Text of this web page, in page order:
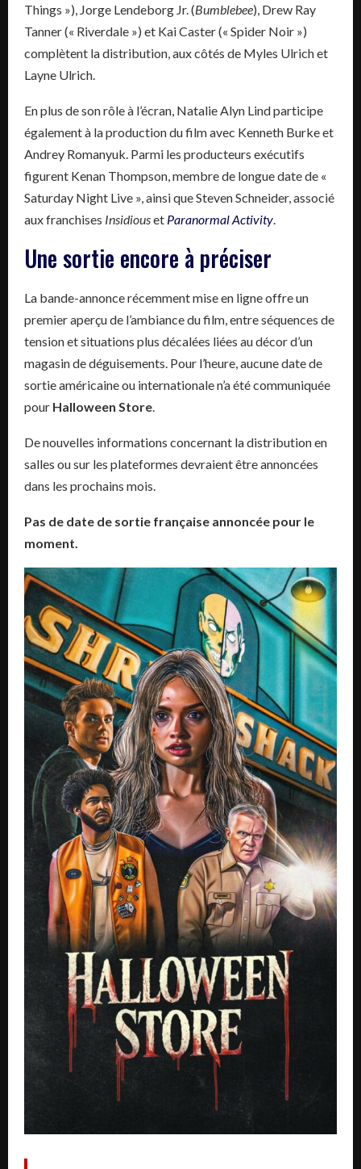
Things »), Jorge Lendeborg Jr. (Bumblebee), Drew Ray
Tanner (« Riverdale ») et Kai Caster (« Spider Noir »)
complètent la distribution, aux côtés de Myles Ulrich et
Layne Ulrich.
En plus de son rôle à l’écran, Natalie Alyn Lind participe
également à la production du film avec Kenneth Burke et
Andrey Romanyuk. Parmi les producteurs exécutifs
figurent Kenan Thompson, membre de longue date de «
Saturday Night Live », ainsi que Steven Schneider, associé
aux franchises Insidiouset Paranormal Activity
Une sortie encore à préciser
La bande-annonce récemment mise en ligne offre un
premier aperçu de l’ambiance du film, entre séquences de
tension et situations plus décalées liées au décor d’un
magasin de déguisements. Pour l’heure, aucune date de
sortie américaine ou internationale n’a été communiquée
pour Halloween Store
De nouvelles informations concernant la distribution en
salles ou sur les plateformes devraient être annoncées
dans les prochains mois.
Pas de date de sortie française annoncée pour le
moment.